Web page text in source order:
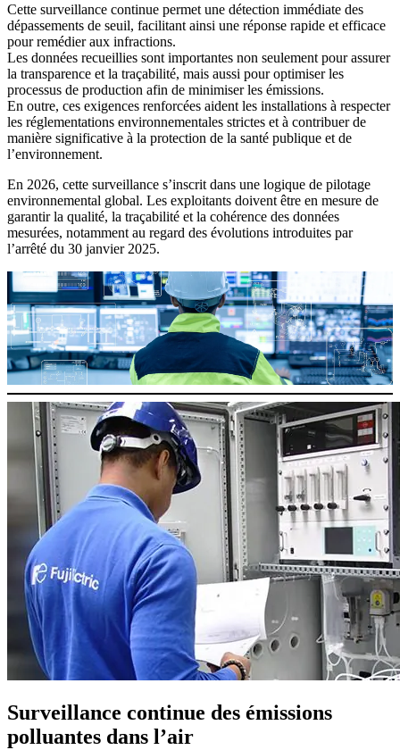
Cette surveillance continue permet une détection immédiate des
dépassements de seuil, facilitant ainsi une réponse rapide et efficace
pour remédier aux infractions.
Les données recueillies sont importantes non seulement pour assurer
la transparence et la traçabilité, mais aussi pour optimiser les
processus de production afin de minimiser les émissions.
En outre, ces exigences renforcées aident les installations à respecter
les réglementations environnementales strictes et à contribuer de
manière significative à la protection de la santé publique et de
l’environnement.
En 2026, cette surveillance s’inscrit dans une logique de pilotage
environnemental global. Les exploitants doivent être en mesure de
garantir la qualité, la traçabilité et la cohérence des données
mesurées, notamment au regard des évolutions introduites par
l’arrêté du 30 janvier 2025.
Surveillance continue des émissions
polluantes dans l’air